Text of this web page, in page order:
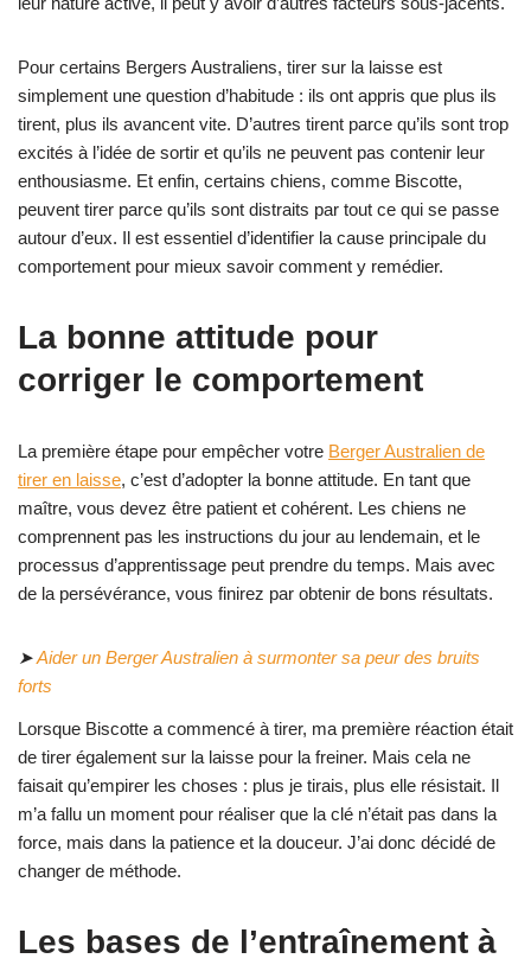
Pour certains Bergers Australiens, tirer sur la laisse est
simplement une question d’habitude : ils ont appris que plus ils
tirent, plus ils avancent vite. D’autres tirent parce qu’ils sont trop
excités à l’idée de sortir et qu’ils ne peuvent pas contenir leur
enthousiasme. Et enfin, certains chiens, comme Biscotte,
peuvent tirer parce qu’ils sont distraits par tout ce qui se passe
autour d’eux. Il est essentiel d’identifier la cause principale du
comportement pour mieux savoir comment y remédier.
La bonne attitude pour
corriger le comportement
La première étape pour empêcher votre Berger Australien de
tirer en laisse, c’est d’adopter la bonne attitude. En tant que
maître, vous devez être patient et cohérent. Les chiens ne
comprennent pas les instructions du jour au lendemain, et le
processus d’apprentissage peut prendre du temps. Mais avec
de la persévérance, vous finirez par obtenir de bons résultats.
➤Aider un Berger Australien à surmonter sa peur des bruits
forts
Lorsque Biscotte a commencé à tirer, ma première réaction était
de tirer également sur la laisse pour la freiner. Mais cela ne
faisait qu’empirer les choses : plus je tirais, plus elle résistait. Il
m’a fallu un moment pour réaliser que la clé n’était pas dans la
force, mais dans la patience et la douceur. J’ai donc décidé de
changer de méthode.
Les bases de l’entraînement à